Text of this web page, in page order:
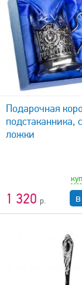
Подарочная
подстаканника,
ложки
1 320
быстрый